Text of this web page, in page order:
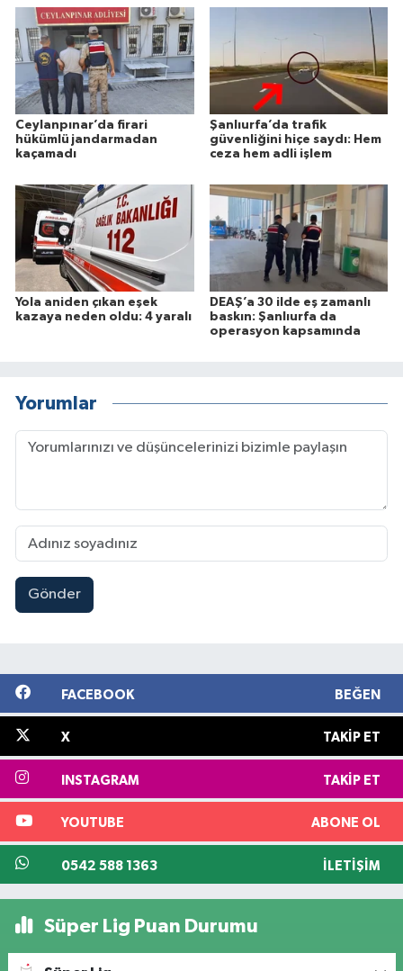
Ceylanpınar’da firari
hükümlü jandarmadan
kaçamadı
Şanlıurfa’da trafik
güvenliğini hiçe saydı: Hem
ceza hem adli işlem
Yola aniden çıkan eşek
kazaya neden oldu: 4 yaralı
DEAŞ’a 30 ilde eş zamanlı
baskın: Şanlıurfa da
operasyon kapsamında
Yorumlar
Gönder
FACEBOOK BEĞEN
X TAKIP ET
INSTAGRAM TAKIP ET
YOUTUBE ABONE OL
0542 588 1363 İLETIŞIM
Süper Lig Puan Durumu